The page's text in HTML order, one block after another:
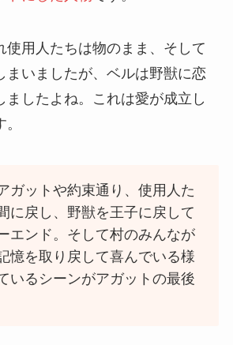
使用人たちは物のまま、そして
まいましたが、ベルは野獣に恋
ましたよね。これは愛が成立し
ガットや約束通り、使用人た
に戻し、野獣を王子に戻して
エンド。そして村のみんなが
憶を取り戻して喜んでいる様
いるシーンがアガットの最後